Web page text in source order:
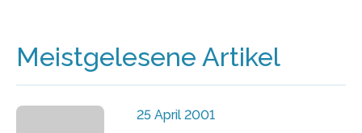
Meistgelesene Artikel
25 April 2001